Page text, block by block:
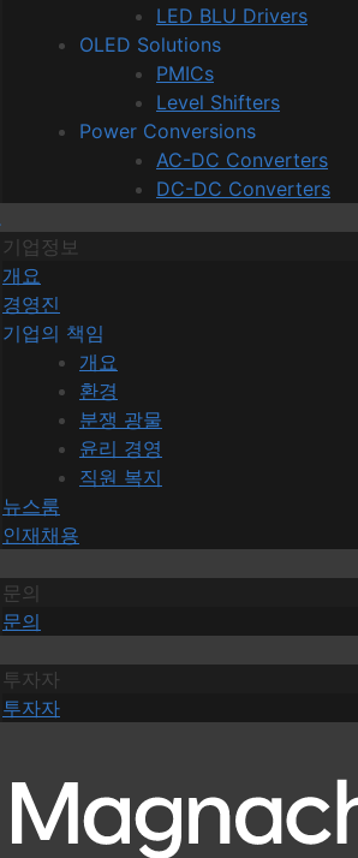
LED BLU Drivers
OLED Solutions
PMICs
Level Shifters
Power Conversions
AC-DC Converters
DC-DC Converters
기업정보
개요
경영진
기업의 책임
개요
환경
분쟁 광물
윤리 경영
직원 복지
뉴스룸
인재채용
문의
문의
투자자
투자자